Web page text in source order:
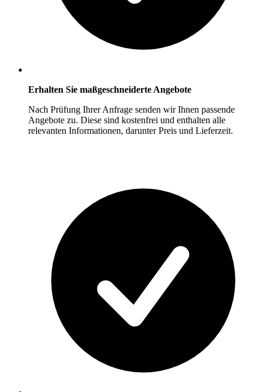
Erhalten Sie maßgeschneiderte Angebote
Nach Prüfung Ihrer Anfrage senden wir Ihnen passende
Angebote zu. Diese sind kostenfrei und enthalten alle
relevanten Informationen, darunter Preis und Lieferzeit.